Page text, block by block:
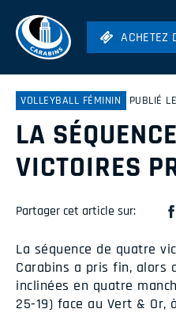
ACHETEZ
Hockey
Soccer
Rugby
ACHETEZ
VOLLEYBALL FÉMININ PUBLIÉ
LA
VICTOIRES
Partager cet article sur:
La séquence de quatre
Carabins a pris fin, alors
inclinées en quatre
25-19) face au Vert & Or,